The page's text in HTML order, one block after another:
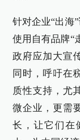
针对企业“出海
使用自有品牌“
政府应加大宣
同时，呼吁在
质性支持，尤
微企业，更需
长，让它们在